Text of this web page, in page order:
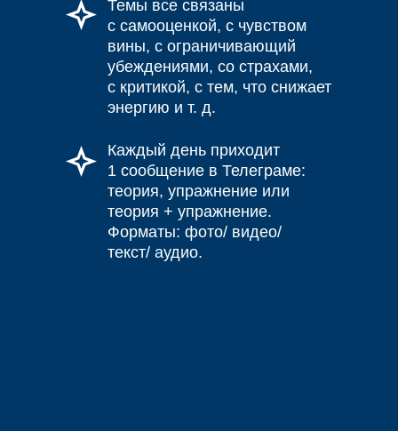
Темы все связаны
с самооценкой, с чувством
вины, с ограничивающий
убеждениями, со страхами,
с критикой, с тем, что снижает
энергию и т. д.
Каждый день приходит
1 сообщение в Телеграме:
теория, упражнение или
теория + упражнение.
Форматы: фото/ видео/
текст/ аудио.